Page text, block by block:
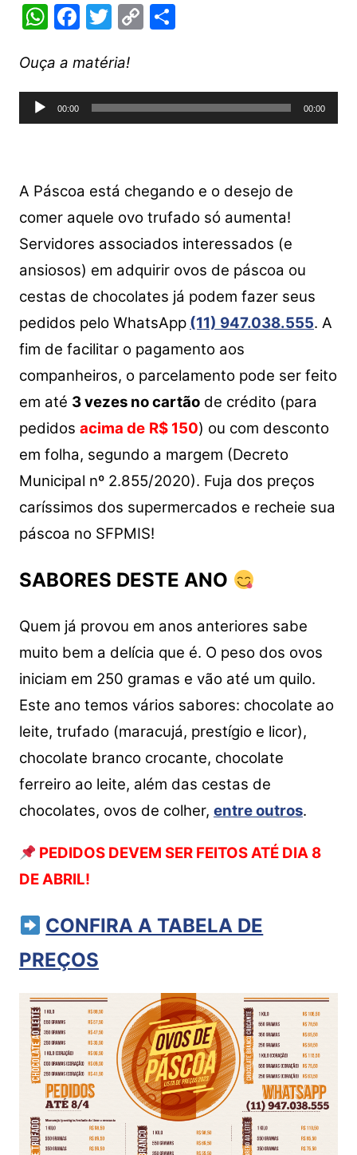
W
at
s
A
F
c
e
b
k
T
itt
er
C
y
Li
S
e
Ouça a matéria!
Tocador
de
00:00 00:00
A Páscoa está chegando e o desejo de
comer aquele ovo trufado só aumenta!
Servidores associados interessados (e
ansiosos) em adquirir ovos de páscoa ou
cestas de chocolates já podem fazer seus
pedidos pelo WhatsApp (11) 947.038.555. A
fim de facilitar o pagamento aos
companheiros, o parcelamento pode ser feito
em até 3 vezes no cartãode crédito (para
pedidos acima de R$ 150) ou com desconto
em folha, segundo a margem (Decreto
Municipal nº 2.855/2020). Fuja dos preços
caríssimos dos supermercados e recheie sua
páscoa no SFPMIS!
SABORES DESTE ANO
Quem já provou em anos anteriores sabe
muito bem a delícia que é. O peso dos ovos
iniciam em 250 gramas e vão até um quilo.
Este ano temos vários sabores: chocolate ao
leite, trufado (maracujá, prestígio e licor),
chocolate branco crocante, chocolate
ferreiro ao leite, além das cestas de
chocolates, ovos de colher, entre outros.
PEDIDOS DEVEM SER FEITOS ATÉ DIA 8
DE ABRIL!
CONFIRA A TABELA DE
PREÇOS